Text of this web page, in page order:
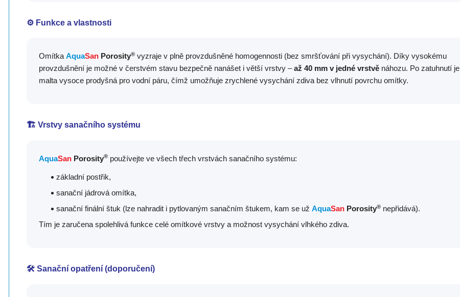
⚙️ Funkce a vlastnosti
Omítka AquaSan Porosity® vyzraje v plně provzdušněné homogennosti (bez smršťování při vysychání). Díky vysokému
provzdušnění je možné v čerstvém stavu bezpečně nanášet i větší vrstvy –až 40 mm v jedné vrstvě náhozu. Po zatuhnutí je
malta vysoce prodyšná pro vodní páru, čímž umožňuje zrychlené vysychání zdiva bez vlhnutí povrchu omítky.
🏗️ Vrstvy sanačního systému
AquaSan Porosity® používejte ve všech třech vrstvách sanačního systému:
základní postřik,
sanační jádrová omítka,
sanační finální štuk (lze nahradit i pytlovaným sanačním štukem, kam se už AquaSanPorosity®nepřidává).
Tím je zaručena spolehlivá funkce celé omítkové vrstvy a možnost vysychání vlhkého zdiva.
🛠️ Sanační opatření (doporučení)